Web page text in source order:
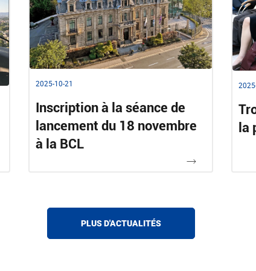
2025-10-21
Inscription à la séance de
lancement du 18 novembre
à la BCL
la
PLUS D'ACTUALITÉS